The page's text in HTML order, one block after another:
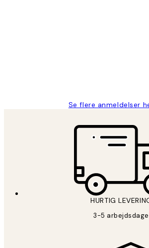
Se flere anmeldelser
HURTIG
3-5 arbejdsdage